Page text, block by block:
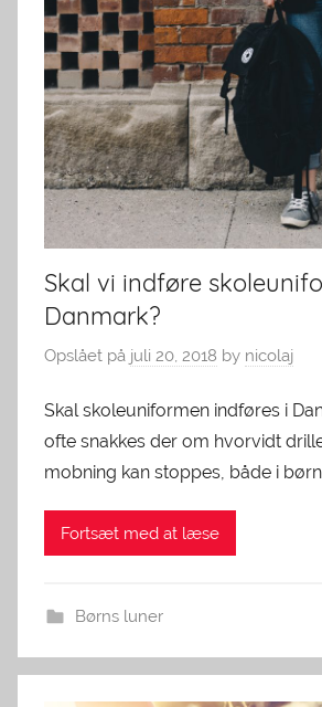
Skal vi indføre
Danmark?
Opslået på juli 20, 2018 by nicolaj
Skal skoleuniformen indføres i
ofte snakkes der om hvorvidt
mobning kan stoppes, både i
Fortsæt med at læse
Børns luner